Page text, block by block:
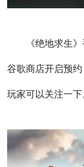
《绝地求生》手
谷歌商店开启预
玩家可以关注一下